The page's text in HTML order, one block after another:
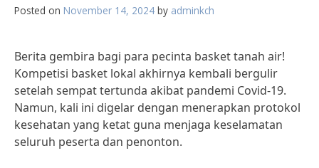
Posted on November 14, 2024 by adminkch
Berita gembira bagi para pecinta basket tanah air!
Kompetisi basket lokal akhirnya kembali bergulir
setelah sempat tertunda akibat pandemi Covid-19.
Namun, kali ini digelar dengan menerapkan protokol
kesehatan yang ketat guna menjaga keselamatan
seluruh peserta dan penonton.